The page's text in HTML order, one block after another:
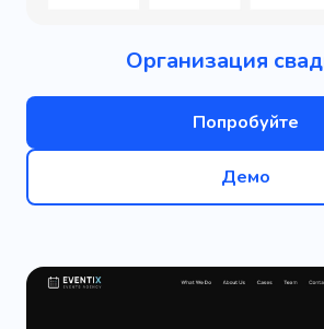
Организация
Попробуйте
Демо